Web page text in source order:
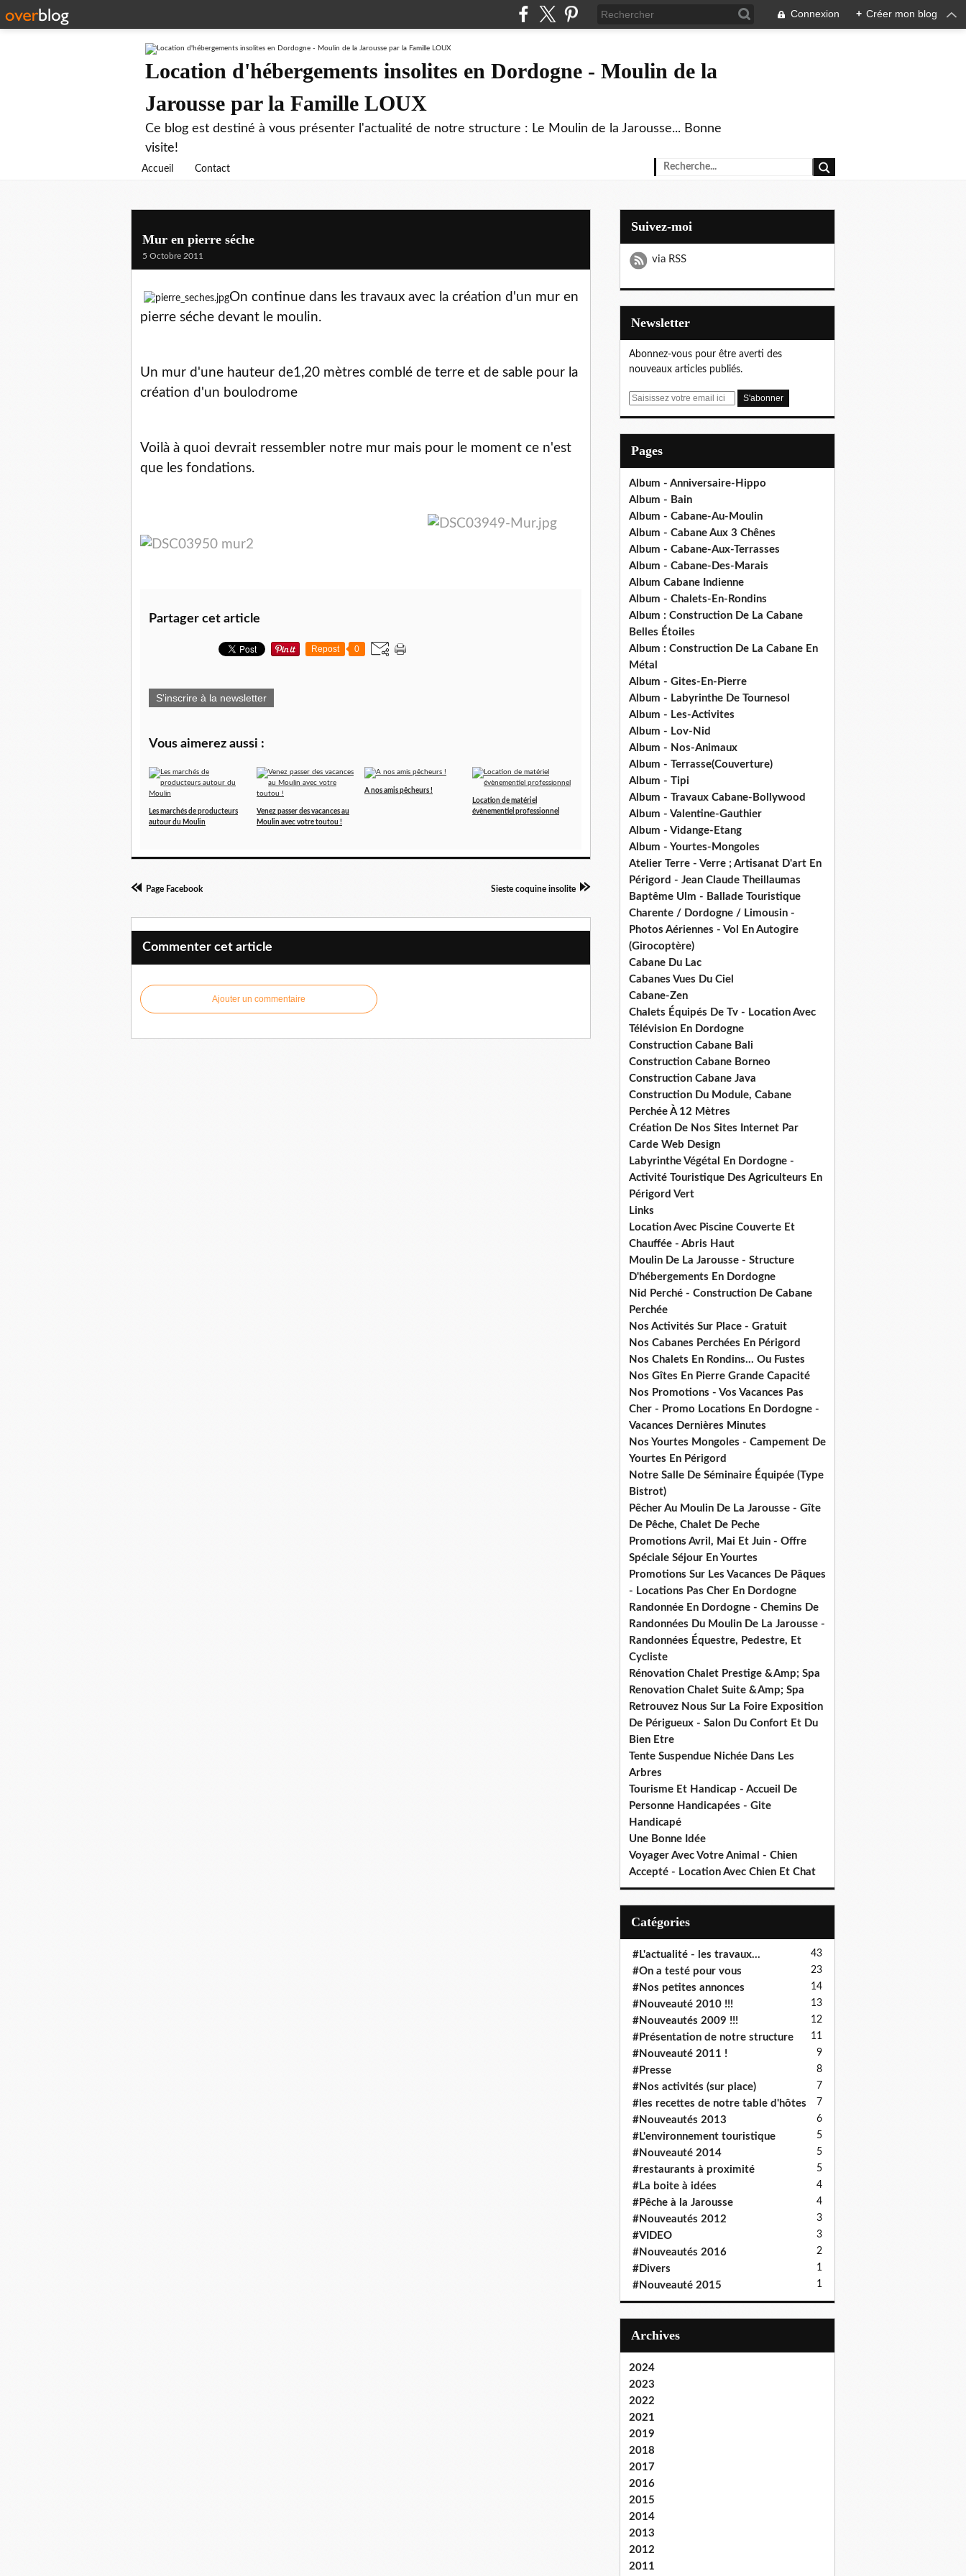
Connexion + Créer mon blog
Location d'hébergements insolites en Dordogne - Moulin de la
Jarousse par la Famille LOUX
Ce blog est destiné à vous présenter l'actualité de notre structure : Le Moulin de la Jarousse... Bonne
visite!
Accueil Contact
Mur en pierre séche
5 Octobre 2011
On continue dans les travaux avec la création d'un mur en
pierre séche devant le moulin.
Un mur d'une hauteur de1,20 mètres comblé de terre et de sable pour la
création d'un boulodrome
Voilà à quoi devrait ressembler notre mur mais pour le moment ce n'est
que les fondations.
Partager cet article
Repost 0
S'inscrire à la newsletter
Vous aimerez aussi :
Les marchés de producteurs
autour du Moulin
Venez passer des vacances au
Moulin avec votre toutou !
A nos amis pêcheurs !
Location de matériel
évènementiel professionnel
Page Facebook Sieste coquine insolite
Commenter cet article
Ajouter un commentaire
Suivez-moi
via RSS
Newsletter
Abonnez-vous pour être averti des
nouveaux articles publiés.
E
Pages
Album - Anniversaire-Hippo
Album - Bain
Album - Cabane-Au-Moulin
Album - Cabane Aux 3 Chênes
Album - Cabane-Aux-Terrasses
Album - Cabane-Des-Marais
Album Cabane Indienne
Album - Chalets-En-Rondins
Album : Construction De La Cabane
Belles Étoiles
Album : Construction De La Cabane En
Métal
Album - Gites-En-Pierre
Album - Labyrinthe De Tournesol
Album - Les-Activites
Album - Lov-Nid
Album - Nos-Animaux
Album - Terrasse(Couverture)
Album - Tipi
Album - Travaux Cabane-Bollywood
Album - Valentine-Gauthier
Album - Vidange-Etang
Album - Yourtes-Mongoles
Atelier Terre - Verre ; Artisanat D'art En
Périgord - Jean Claude Theillaumas
Baptême Ulm - Ballade Touristique
Charente / Dordogne / Limousin -
Photos Aériennes - Vol En Autogire
(Girocoptère)
Cabane Du Lac
Cabanes Vues Du Ciel
Cabane-Zen
Chalets Équipés De Tv - Location Avec
Télévision En Dordogne
Construction Cabane Bali
Construction Cabane Borneo
Construction Cabane Java
Construction Du Module, Cabane
Perchée À 12 Mètres
Création De Nos Sites Internet Par
Carde Web Design
Labyrinthe Végétal En Dordogne -
Activité Touristique Des Agriculteurs En
Périgord Vert
Links
Location Avec Piscine Couverte Et
Chauffée - Abris Haut
Moulin De La Jarousse - Structure
D'hébergements En Dordogne
Nid Perché - Construction De Cabane
Perchée
Nos Activités Sur Place - Gratuit
Nos Cabanes Perchées En Périgord
Nos Chalets En Rondins... Ou Fustes
Nos Gîtes En Pierre Grande Capacité
Nos Promotions - Vos Vacances Pas
Cher - Promo Locations En Dordogne -
Vacances Dernières Minutes
Nos Yourtes Mongoles - Campement De
Yourtes En Périgord
Notre Salle De Séminaire Équipée (Type
Bistrot)
Pêcher Au Moulin De La Jarousse - Gîte
De Pêche, Chalet De Peche
Promotions Avril, Mai Et Juin - Offre
Spéciale Séjour En Yourtes
Promotions Sur Les Vacances De Pâques
- Locations Pas Cher En Dordogne
Randonnée En Dordogne - Chemins De
Randonnées Du Moulin De La Jarousse -
Randonnées Équestre, Pedestre, Et
Cycliste
Rénovation Chalet Prestige &Amp; Spa
Renovation Chalet Suite &Amp; Spa
Retrouvez Nous Sur La Foire Exposition
De Périgueux - Salon Du Confort Et Du
Bien Etre
Tente Suspendue Nichée Dans Les
Arbres
Tourisme Et Handicap - Accueil De
Personne Handicapées - Gite
Handicapé
Une Bonne Idée
Voyager Avec Votre Animal - Chien
Accepté - Location Avec Chien Et Chat
Catégories
#L'actualité - les travaux... 43
#On a testé pour vous 23
#Nos petites annonces 14
#Nouveauté 2010 !!! 13
#Nouveautés 2009 !!! 12
#Présentation de notre structure 11
#Nouveauté 2011 ! 9
#Presse 8
#Nos activités (sur place) 7
#les recettes de notre table d'hôtes 7
#Nouveautés 2013 6
#L'environnement touristique 5
#Nouveauté 2014 5
#restaurants à proximité 5
#La boite à idées 4
#Pêche à la Jarousse 4
#Nouveautés 2012 3
#VIDEO 3
#Nouveautés 2016 2
#Divers 1
#Nouveauté 2015 1
Archives
2024
2023
2022
2021
2019
2018
2017
2016
2015
2014
2013
2012
2011